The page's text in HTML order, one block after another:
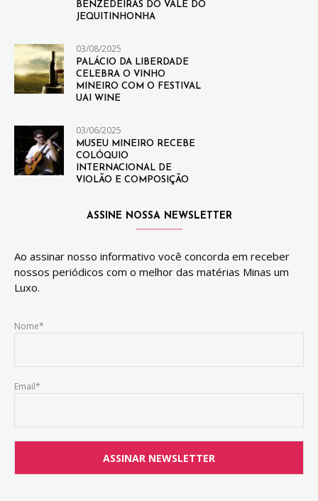
BENZEDEIRAS DO VALE DO
JEQUITINHONHA
03/08/2025
PALÁCIO DA LIBERDADE
CELEBRA O VINHO
MINEIRO COM O FESTIVAL
UAI WINE
03/06/2025
MUSEU MINEIRO RECEBE
COLÓQUIO
INTERNACIONAL DE
VIOLÃO E COMPOSIÇÃO
ASSINE NOSSA NEWSLETTER
Ao assinar nosso informativo você concorda em receber
nossos periódicos com o melhor das matérias Minas um
Luxo.
Nome*
Email*